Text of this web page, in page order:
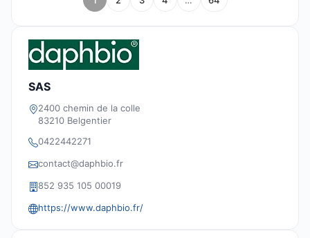
SAS
2400 chemin de la colle
83210 Belgentier
0422442271
contact@daphbio.fr
852 935 105 00019
https://www.daphbio.fr/